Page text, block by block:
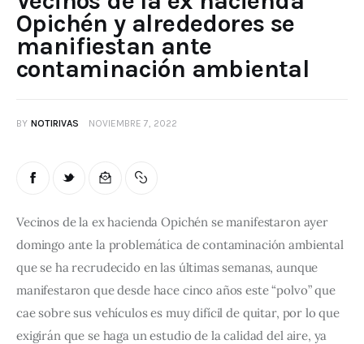
Opichén y alrededores se
manifiestan ante
contaminación ambiental
BY NOTIRIVAS NOVIEMBRE 7, 2022
Vecinos de la ex hacienda Opichén se manifestaron ayer
domingo ante la problemática de contaminación ambiental
que se ha recrudecido en las últimas semanas, aunque
manifestaron que desde hace cinco años este “polvo” que
cae sobre sus vehículos es muy difícil de quitar, por lo que
exigirán que se haga un estudio de la calidad del aire, ya